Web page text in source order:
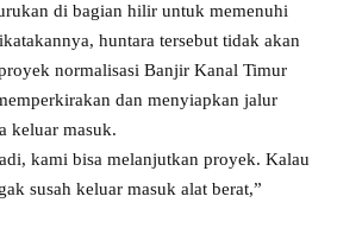
di bagian hilir untuk memenuhi
huntara tersebut tidak akan
normalisasi Banjir Kanal Timur
dan menyiapkan jalur
keluar masuk.
kami bisa melanjutkan proyek. Kalau
susah keluar masuk alat berat,”